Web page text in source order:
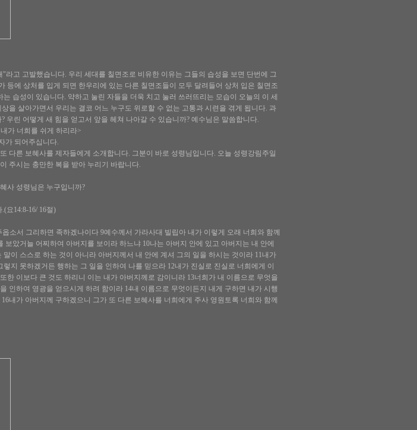
고 고발했습니다. 우리 세대를 칠면조로 비유한 이유는 그들의 습성을 보면 단번에 그
등에 상처를 입게 되면 한우리에 있는 다른 칠면조들이 모두 달려들어 상처 입은 칠면조
습성이 있습니다. 약하고 눌린 자들을 더욱 치고 눌러 쓰러뜨리는 모습이 오늘의 이 세
을 살아가면서 우리는 결코 어느 누구도 위로할 수 없는 고통과 시련을 겪게 됩니다. 과
우린 어떻게 새 힘을 얻고서 앞을 헤쳐 나아갈 수 있습니까? 예수님은 말씀합니다.
가 너희를 쉬게 하리라>
가 되어주십니다.
다른 보혜사를 제자들에게 소개합니다. 그분이 바로 성령님입니다. 오늘 성령강림주일
주시는 충만한 복을 받아 누리기 바랍니다.
사 성령님은 누구입니까?
요14:8-16/ 16절)
소서 그리하면 족하겠나이다 9예수께서 가라사대 빌립아 내가 이렇게 오래 너희와 함께
았거늘 어찌하여 아버지를 보이라 하느냐 10나는 아버지 안에 있고 아버지는 내 안에
이 스스로 하는 것이 아니라 아버지께서 내 안에 계셔 그의 일을 하시는 것이라 11내가
지 못하겠거든 행하는 그 일을 인하여 나를 믿으라 12내가 진실로 진실로 너희에게 이
한 이보다 큰 것도 하리니 이는 내가 아버지께로 감이니라 13너희가 내 이름으로 무엇을
인하여 영광을 얻으시게 하려 함이라 14내 이름으로 무엇이든지 내게 구하면 내가 시행
내가 아버지께 구하겠으니 그가 또 다른 보혜사를 너희에게 주사 영원토록 너희와 함께